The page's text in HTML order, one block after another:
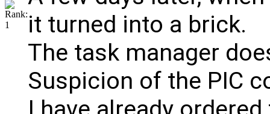
it turned into a brick.
The task manager
Suspicion of the PIC